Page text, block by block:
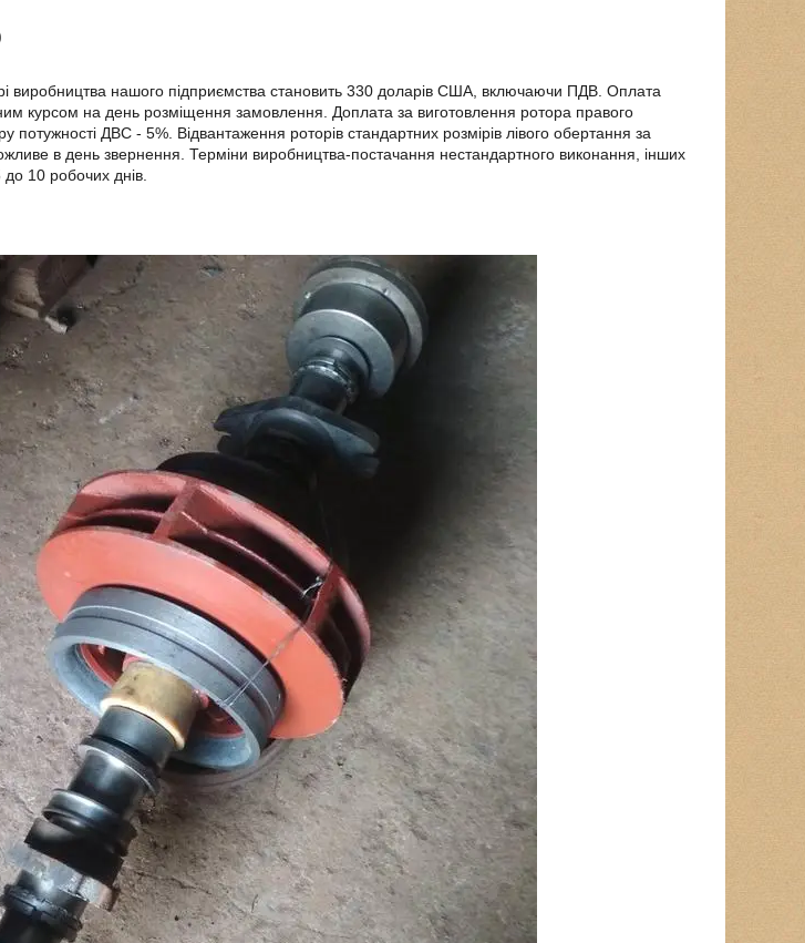
виробництва нашого підприємства становить 330 доларів США, включаючи ПДВ. Оплата
курсом на день розміщення замовлення. Доплата за виготовлення ротора правого
потужності ДВС - 5%. Відвантаження роторів стандартних розмірів лівого обертання за
в день звернення. Терміни виробництва-постачання нестандартного виконання, інших
10 робочих днів.